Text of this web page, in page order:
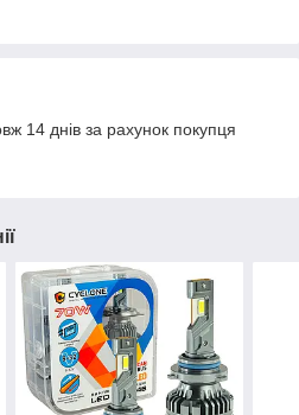
14 днів за рахунок покупця